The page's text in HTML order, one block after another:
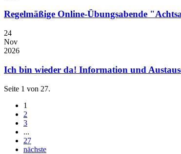
Regelmäßige Online-Übungsabende
24
Nov
2026
Ich bin wieder da! Information und
Seite 1 von 27.
1
2
3
...
27
nächste